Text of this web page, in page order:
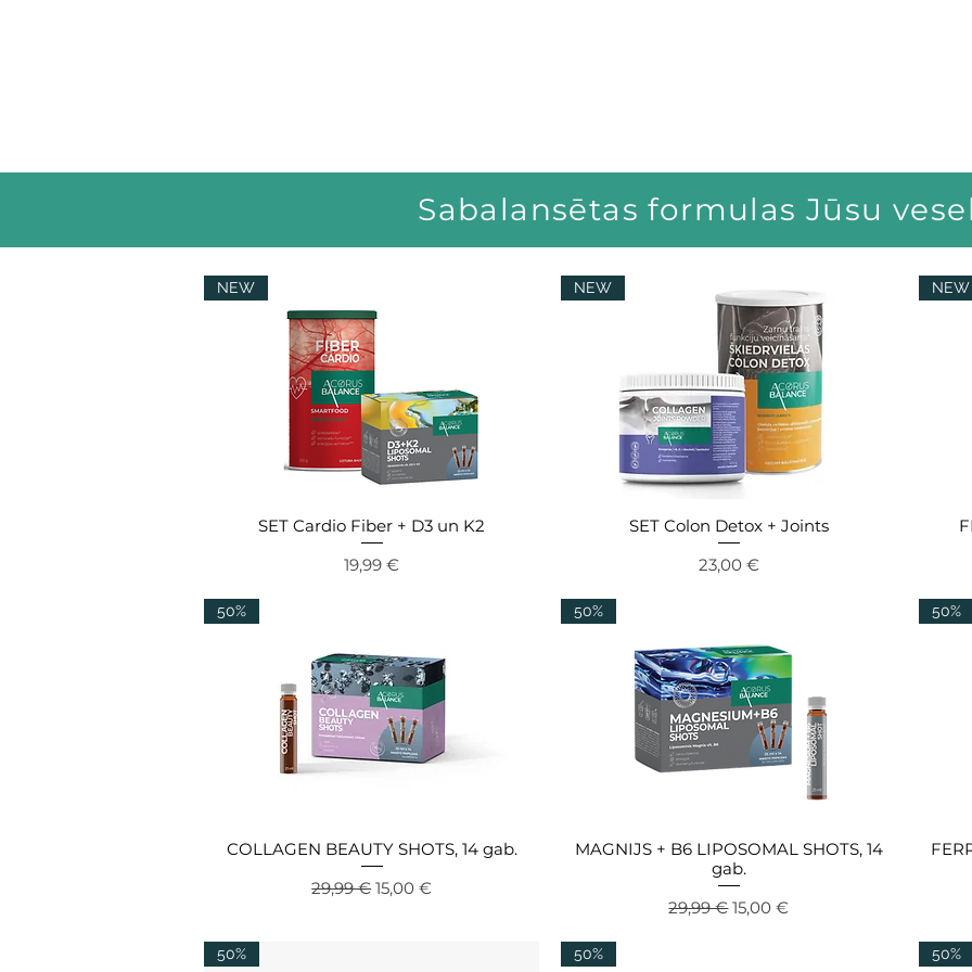
Sabalansētas formulas Jūsu
Ātrais skats
NEW
SET Cardio Fiber + D3 un K2
Cena
19,99 €
Ātrais skats
NEW
SET Colon Detox + Joints
Cena
23,00 €
NEW
Ātrais skats
50%
COLLAGEN BEAUTY SHOTS, 14 gab.
Parastā cena
29,99 € Izpārdošanas cena
15,00 €
Ātrais skats
50%
MAGNIJS + B6 LIPOSOMAL SHOTS, 14
gab.
Parastā cena
29,99 €Izpārdošanas cena
15,00 €
50%
50% 50% 50%